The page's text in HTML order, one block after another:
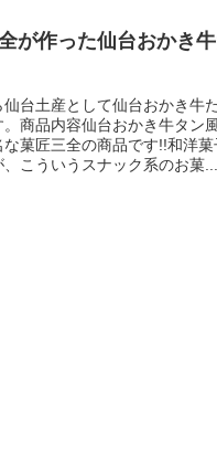
が作った仙台おかき
台土産として仙台おかき牛
商品内容仙台おかき牛タン
菓匠三全の商品です!!和洋
こういうスナック系のお菓...